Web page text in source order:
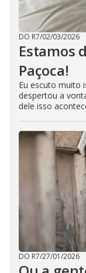
DO R7/02/03/2026
Estamos
Paçoca!
Eu escuto muito
despertou a
dele isso
DO R7/27/01/2026